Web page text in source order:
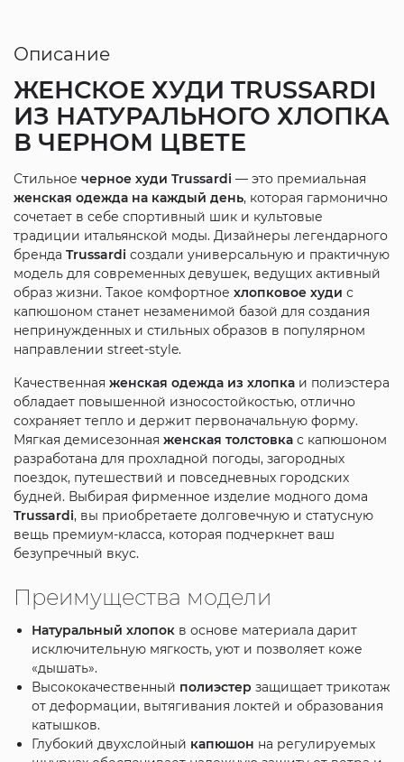
Описание
ЖЕНСКОЕ ХУДИ TRUSSARDI
ИЗ НАТУРАЛЬНОГО ХЛОПКА
В ЧЕРНОМ ЦВЕТЕ
Стильное черное худи Trussardi — это премиальная
женская одежда на каждый день, которая гармонично
сочетает в себе спортивный шик и культовые
традиции итальянской моды. Дизайнеры легендарного
бренда Trussardi создали универсальную и практичную
модель для современных девушек, ведущих активный
образ жизни. Такое комфортное хлопковое худи с
капюшоном станет незаменимой базой для создания
непринужденных и стильных образов в популярном
направлении street-style.
Качественная женская одежда из хлопкаи полиэстера
обладает повышенной износостойкостью, отлично
сохраняет тепло и держит первоначальную форму.
Мягкая демисезонная женская толстовкас капюшоном
разработана для прохладной погоды, загородных
поездок, путешествий и повседневных городских
будней. Выбирая фирменное изделие модного дома
Trussardi, вы приобретаете долговечную и статусную
вещь премиум-класса, которая подчеркнет ваш
безупречный вкус.
Преимущества модели
Натуральный хлопокв основе материала дарит
исключительную мягкость, уют и позволяет коже
«дышать».
Высококачественный полиэстер защищает трикотаж
от деформации, вытягивания локтей и образования
катышков.
Глубокий двухслойный капюшон на регулируемых